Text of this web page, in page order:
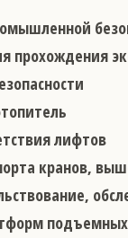
прохождения
лифтов
кранов,